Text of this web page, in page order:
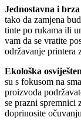
Jednostavna i
tako da zamjena
tinte po rukama ili
vam da se vratite
održavanje printera
Ekološka
su s fokusom na
proizvoda
se prazni spremnici
doprinosite